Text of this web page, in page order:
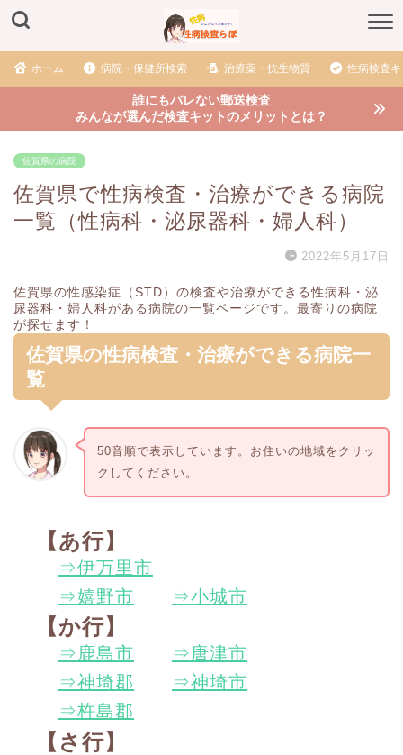
ホーム 病院・保健所検索 治療薬・抗生物質 性病検査
誰にもバレない郵送検査
みんなが選んだ検査キットのメリットとは？
佐賀県の病院
佐賀県で性病検査・治療ができる病院
一覧（性病科・泌尿器科・婦人科）
2022年5月17日
佐賀県の性感染症（STD）の検査や治療ができる性病科・泌
尿器科・婦人科がある病院の一覧ページです。最寄りの病院
が探せます！
佐賀県の性病検査・治療ができる病院一
覧
50音順で表示しています。お住いの地域をクリッ
クしてください。
【あ行】
⇒伊万里市
⇒嬉野市
⇒小城市
【か行】
⇒鹿島市 ⇒ 唐津市
⇒神埼郡
⇒神埼市
⇒杵島郡
【さ行】